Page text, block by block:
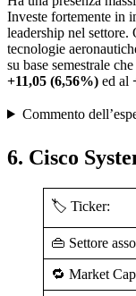
Investe fortemente in
leadership nel
tecnologie
su base semestrale
+11,05 (6,56%) ed al
Commento
6. Cisco
🏷️ Ticker:
👜 Settore
🔁 Market